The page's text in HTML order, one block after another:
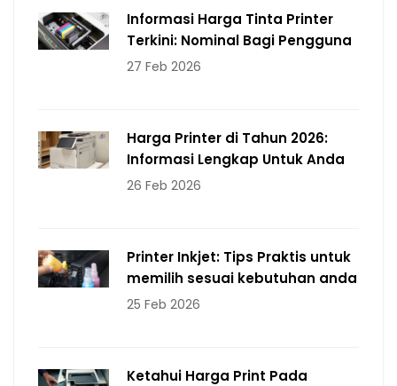
Informasi Harga Tinta Printer
Terkini: Nominal Bagi Pengguna
27 Feb 2026
Harga Printer di Tahun 2026:
Informasi Lengkap Untuk Anda
26 Feb 2026
Printer Inkjet: Tips Praktis untuk
memilih sesuai kebutuhan anda
25 Feb 2026
Ketahui Harga Print Pada